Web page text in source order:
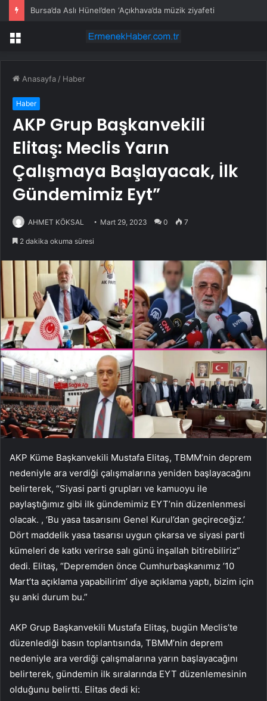
Bursa’da Aslı Hünel’den ‘Açıkhava’da müzik ziyafeti
Menü
Anasayfa / Haber
Haber
AKP Grup Başkanvekili
Elitaş: Meclis Yarın
Çalışmaya Başlayacak, İlk
Gündemimiz Eyt”
AHMET KÖKSAL Mart 29, 2023 0 7
2 dakika okuma süresi
AKP Küme Başkanvekili Mustafa Elitaş, TBMM’nin deprem
nedeniyle ara verdiği çalışmalarına yeniden başlayacağını
belirterek, “Siyasi parti grupları ve kamuoyu ile
paylaştığımız gibi ilk gündemimiz EYT’nin düzenlenmesi
olacak. , ‘Bu yasa tasarısını Genel Kurul’dan geçireceğiz.’
Dört maddelik yasa tasarısı uygun çıkarsa ve siyasi parti
kümeleri de katkı verirse salı günü inşallah bitirebiliriz”
dedi. Elitaş, “Depremden önce Cumhurbaşkanımız ’10
Mart’ta açıklama yapabilirim’ diye açıklama yaptı, bizim için
şu anki durum bu.”
AKP Grup Başkanvekili Mustafa Elitaş, bugün Meclis’te
düzenlediği basın toplantısında, TBMM’nin deprem
nedeniyle ara verdiği çalışmalarına yarın başlayacağını
belirterek, gündemin ilk sıralarında EYT düzenlemesinin
olduğunu belirtti. Elitas dedi ki: